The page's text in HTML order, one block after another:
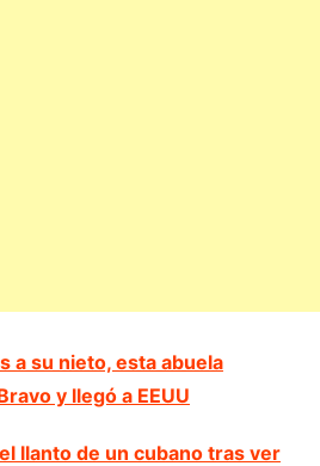
a su nieto, esta abuela
y llegó a EEUU
llanto de un cubano tras ver